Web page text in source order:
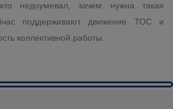
недоумевал, зачем нужна такая
поддерживают движение ТОС и
коллективной работы.